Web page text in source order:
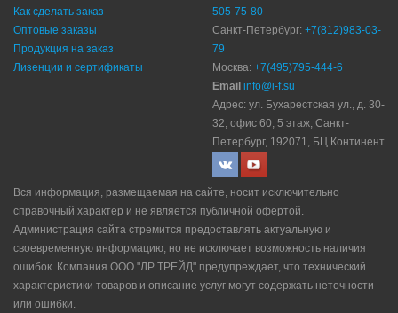
Как сделать заказ
Оптовые заказы
Продукция на заказ
Лизенции и сертификаты
505-75-80
Санкт-Петербург: +7(812)983-03-
79
Москва: +7(495)795-444-6
Email info@i-f.su
Адрес: ул. Бухарестская ул., д. 30-
32, офис 60, 5 этаж, Санкт-
Петербург, 192071, БЦ Континент
Вся информация, размещаемая на сайте, носит исключительно
справочный характер и не является публичной офертой.
Администрация сайта стремится предоставлять актуальную и
своевременную информацию, но не исключает возможность наличия
ошибок. Компания ООО "ЛР ТРЕЙД" прeдупрeждaeт, что технический
характеристики товаров и описание услуг могут содержать неточности
или ошибки.